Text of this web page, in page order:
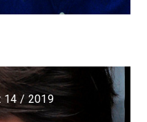
14 / 2019